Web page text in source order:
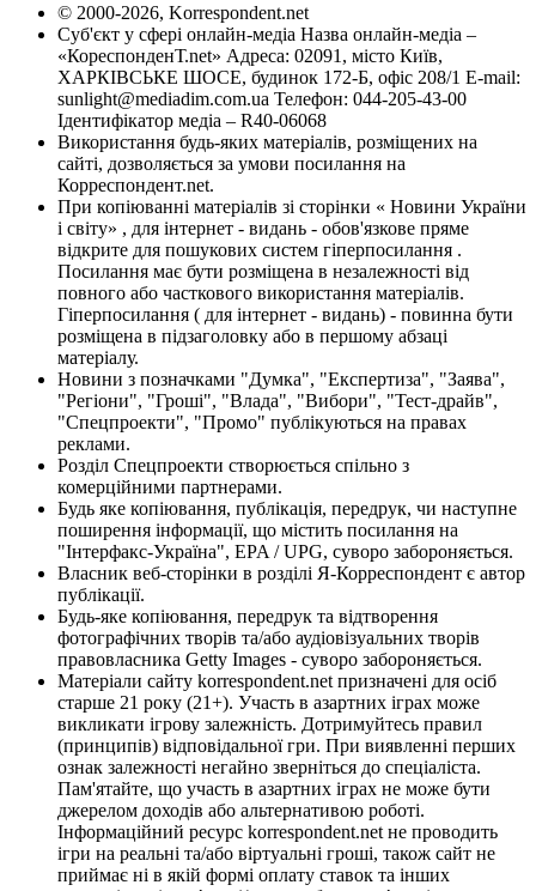
© 2000-2026, Korrespondent.net
Суб'єкт у сфері онлайн-медіа Назва онлайн-медіа –
«КореспонденТ.net» Адреса: 02091, місто Київ,
ХАРКІВСЬКЕ ШОСЕ, будинок 172-Б, офіс 208/1 E-mail:
sunlight@mediadim.com.ua Телефон: 044-205-43-00
Ідентифікатор медіа – R40-06068
Використання будь-яких матеріалів, розміщених на
сайті, дозволяється за умови посилання на
Корреспондент.net.
При копіюванні матеріалів зі сторінки « Новини України
і світу» , для інтернет - видань - обов'язкове пряме
відкрите для пошукових систем гіперпосилання .
Посилання має бути розміщена в незалежності від
повного або часткового використання матеріалів.
Гіперпосилання ( для інтернет - видань) - повинна бути
розміщена в підзаголовку або в першому абзаці
матеріалу.
Новини з позначками "Думка", "Експертиза", "Заява",
"Регіони", "Гроші", "Влада", "Вибори", "Тест-драйв",
"Спецпроекти", "Промо" публікуються на правах
реклами.
Розділ Спецпроекти створюється спільно з
комерційними партнерами.
Будь яке копіювання, публікація, передрук, чи наступне
поширення інформації, що містить посилання на
"Інтерфакс-Україна", EPA / UPG, суворо забороняється.
Власник веб-сторінки в розділі Я-Корреспондент є автор
публікації.
Будь-яке копіювання, передрук та відтворення
фотографічних творів та/або аудіовізуальних творів
правовласника Getty Images - суворо забороняється.
Матеріали сайту korrespondent.net призначені для осіб
старше 21 року (21+). Участь в азартних іграх може
викликати ігрову залежність. Дотримуйтесь правил
(принципів) відповідальної гри. При виявленні перших
ознак залежності негайно зверніться до спеціаліста.
Пам'ятайте, що участь в азартних іграх не може бути
джерелом доходів або альтернативою роботі.
Інформаційний ресурс korrespondent.net не проводить
ігри на реальні та/або віртуальні гроші, також сайт не
приймає ні в якій формі оплату ставок та інших